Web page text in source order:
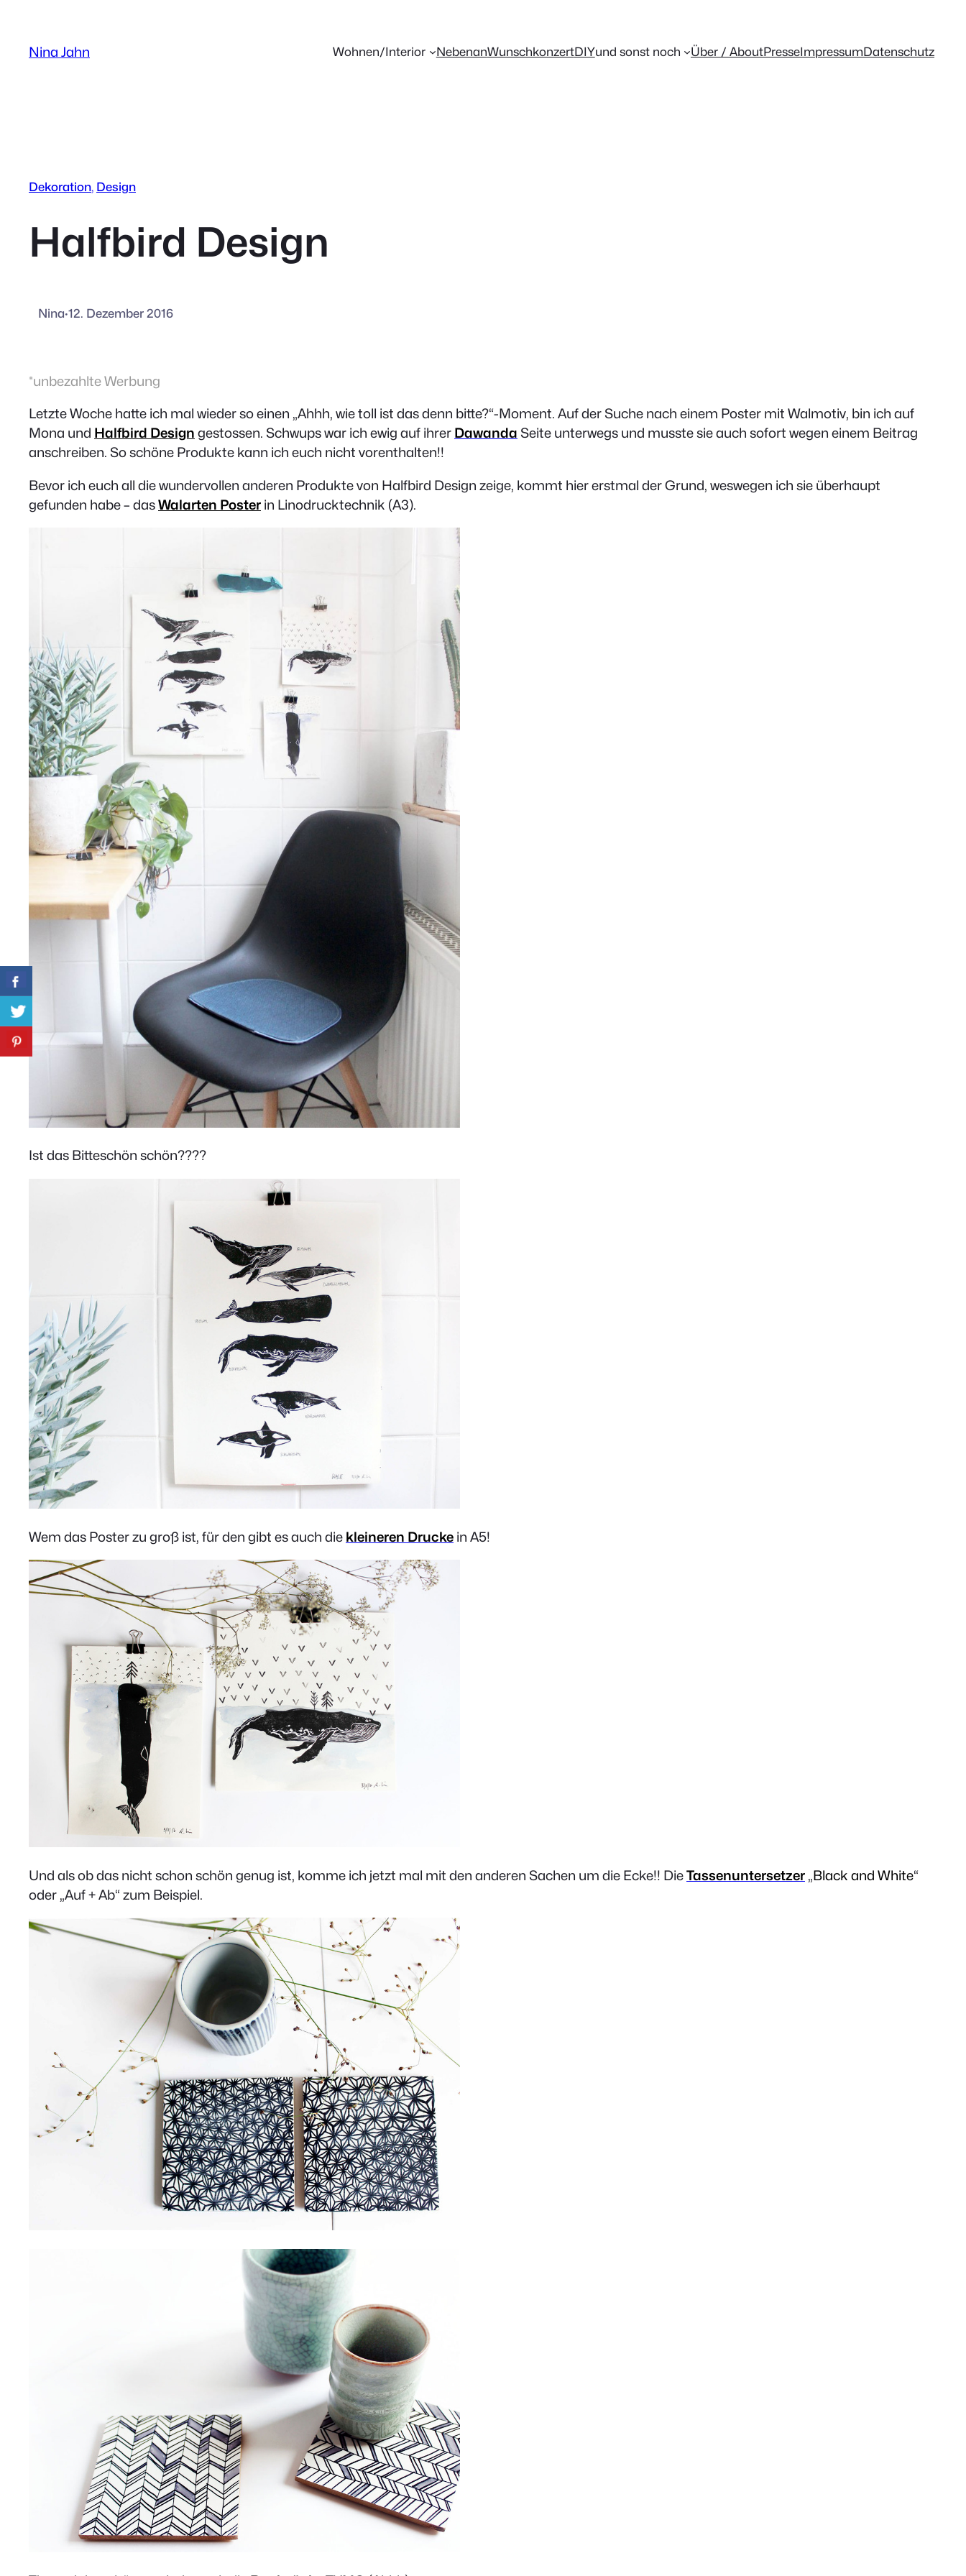
springen
Nina Jahn Wohnen/Interior NebenanWunschkonzertDIYund sonst noch Über / AboutPresseImpressumDatenschutz
Dekoration, Design
Halfbird Design
Nina·12. Dezember 2016
*unbezahlte Werbung
Letzte Woche hatte ich mal wieder so einen „Ahhh, wie toll ist das denn bitte?“-Moment. Auf der Suche nach einem Poster mit Walmotiv, bin ich auf
Mona und Halfbird Design gestossen. Schwups war ich ewig auf ihrer Dawanda Seite unterwegs und musste sie auch sofort wegen einem Beitrag
anschreiben. So schöne Produkte kann ich euch nicht vorenthalten!!
Bevor ich euch all die wundervollen anderen Produkte von Halfbird Design zeige, kommt hier erstmal der Grund, weswegen ich sie überhaupt
gefunden habe – dasWalarten Poster in Linodrucktechnik (A3).
Ist das Bitteschön schön????
Wem das Poster zu groß ist, für den gibt es auch die kleineren Drucke in A5!
Und als ob das nicht schon schön genug ist, komme ich jetzt mal mit den anderen Sachen um die Ecke!! DieTassenuntersetzer „Black and White“
oder „Auf + Ab“ zum Beispiel.